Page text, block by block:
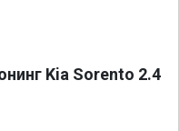
Kia Sorento 2.4